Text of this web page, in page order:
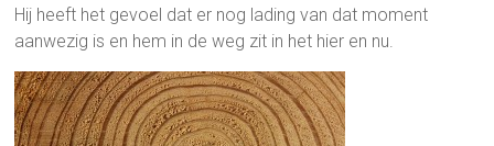
Hij heeft het gevoel dat er nog lading van dat moment
aanwezig is en hem in de weg zit in het hier en nu.